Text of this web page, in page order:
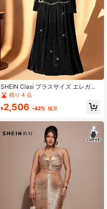
SHEIN Clasi プラスサイズ エレガン
トゴールド&シルバーメタリック エ
ラスティックメッシュビーズ オフシ
ョルダー マーメイドドレス
残り 4 点
¥2,506 -42% 概算